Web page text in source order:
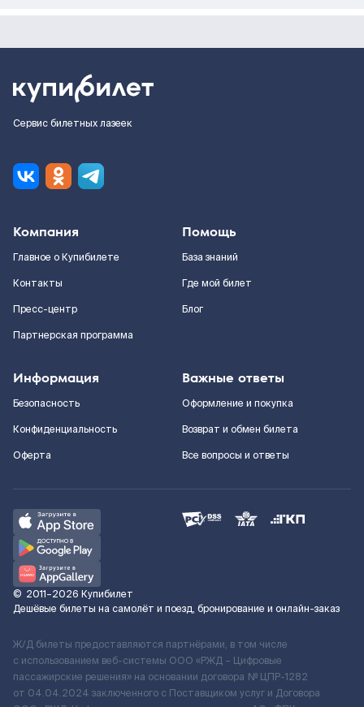
Сервис билетных лазеек
Компания
Главное о Купибилете
Контакты
Пресс-центр
Партнерская программа
Помощь
База знаний
Где мой билет
Блог
Информация
Безопасность
Конфиденциальность
Оферта
Важные ответы
Оформление и покупка
Возврат и обмен билета
Все вопросы и ответы
© 2011–2026 Купибилет
Дешёвые билеты на самолёт и поезд, бронирование и онлайн-заказ
Ж/Д билеты предоставляются партнёрами, в том числе
с использованием веб-системы ООО «РЖД – Цифровые
пассажирские решения» на основании договора № ЦПР-1282
от 04.04.2024 заключенного с Поставщиком услуг и Договора